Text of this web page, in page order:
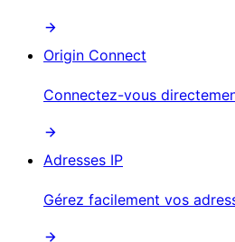
Origin Connect
Connectez-vous
Adresses IP
Gérez facilement vos